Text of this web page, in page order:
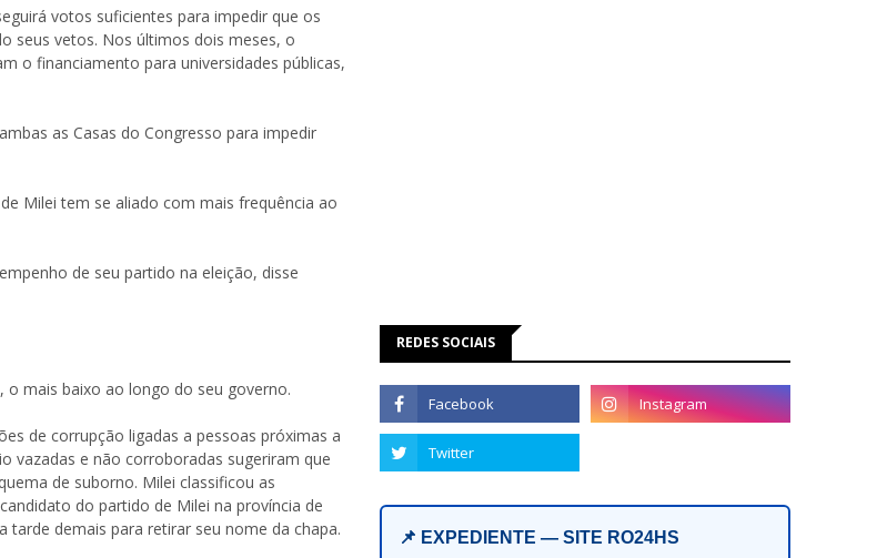
votos suficientes para impedir que os
seus vetos. Nos últimos dois meses, o
o financiamento para universidades públicas,
as Casas do Congresso para impedir
Milei tem se aliado com mais frequência ao
de seu partido na eleição, disse
o mais baixo ao longo do seu governo.
de corrupção ligadas a pessoas próximas a
vazadas e não corroboradas sugeriram que
de suborno. Milei classificou as
do partido de Milei na província de
demais para retirar seu nome da chapa.
REDES SOCIAIS
📌 EXPEDIENTE — SITE RO24HS